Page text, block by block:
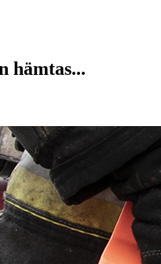
hämtas...